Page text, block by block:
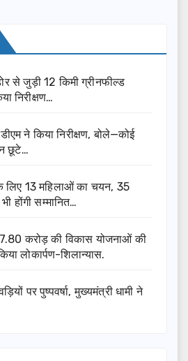
से जुड़ी 12 किमी ग्रीनफील्ड
निरीक्षण…
ने किया निरीक्षण, बोले—कोई
छूटे…
लिए 13 महिलाओं का चयन, 35
होंगी सम्मानित…
करोड़ की विकास योजनाओं की
लोकार्पण-शिलान्यास.
पर पुष्पवर्षा, मुख्यमंत्री धामी ने